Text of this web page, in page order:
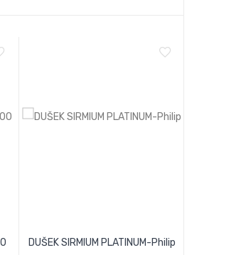
DUŠEK SIRMIUM PLATINUM-Philip